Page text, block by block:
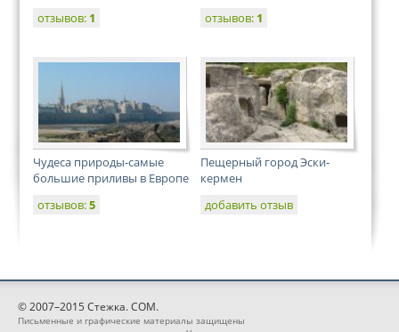
отзывов: 1
отзывов: 1
Чудеса природы-самые
большие приливы в Европе
отзывов:5
Пещерный город Эски-
кермен
добавить отзыв
© 2007–2015 Стежка. COM.
Письменные и графические материалы защищены